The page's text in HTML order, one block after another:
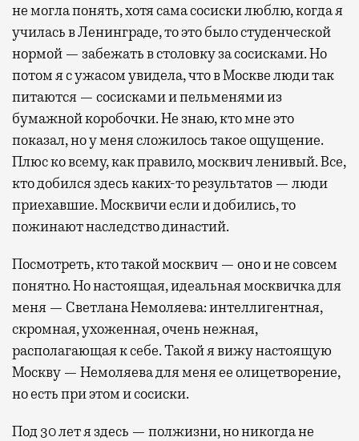
не могла понять, хотя сама сосиски люблю, когда я
училась в Ленинграде, то это было студенческой
нормой — забежать в столовку за сосисками. Но
потом я с ужасом увидела, что в Москве люди так
питаются — сосисками и пельменями из
бумажной коробочки. Не знаю, кто мне это
показал, но у меня сложилось такое ощущение.
Плюс ко всему, как правило, москвич ленивый. Все,
кто добился здесь каких-то результатов — люди
приехавшие. Москвичи если и добились, то
пожинают наследство династий.
Посмотреть, кто такой москвич — оно и не совсем
понятно. Но настоящая, идеальная москвичка для
меня — Светлана Немоляева: интеллигентная,
скромная, ухоженная, очень нежная,
располагающая к себе. Такой я вижу настоящую
Москву — Немоляева для меня ее олицетворение,
но есть при этом и сосиски.
Под 30 лет я здесь — полжизни, но никогда не